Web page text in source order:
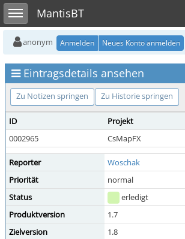
Toggle sidebarMantisBT
anonym Anmelden Neues Konto anmelden
Eintragsdetails ansehen
Zu Notizen springen Zu Historie springen
ID
Projekt
0002965
CsMapFX
Reporter
Woschak
Priorität
normal
Status
erledigt
Produktversion
1.7
Zielversion
1.8